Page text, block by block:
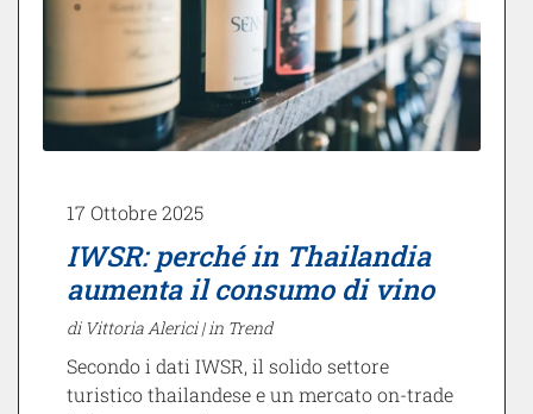
17 Ottobre 2025
IWSR: perché in Thailandia
aumenta il consumo di vino
di Vittoria Alerici |in Trend
Secondo i dati IWSR, il solido settore
turistico thailandese e un mercato on-trade